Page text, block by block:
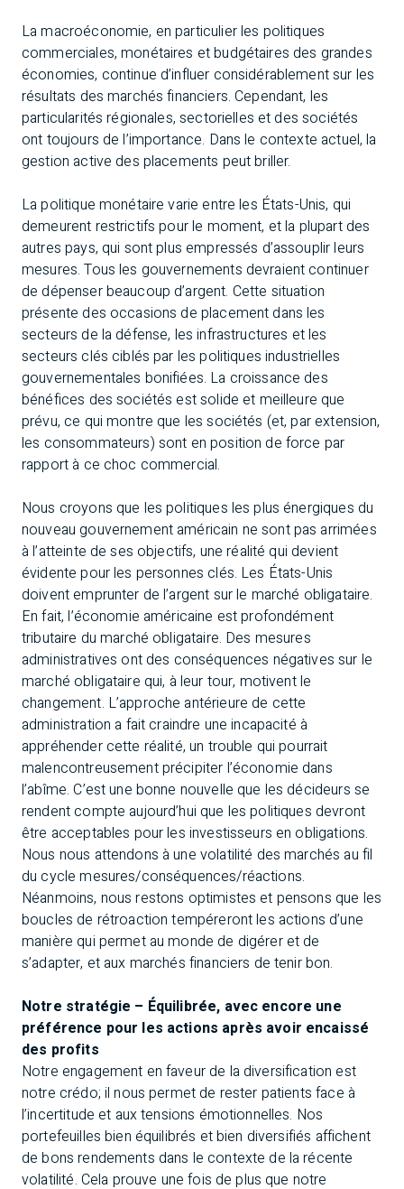
La macroéconomie, en particulier les politiques
commerciales, monétaires et budgétaires des grandes
économies, continue d’influer considérablement sur les
résultats des marchés financiers. Cependant, les
particularités régionales, sectorielles et des sociétés
ont toujours de l’importance. Dans le contexte actuel, la
gestion active des placements peut briller.
La politique monétaire varie entre les États-Unis, qui
demeurent restrictifs pour le moment, et la plupart des
autres pays, qui sont plus empressés d’assouplir leurs
mesures. Tous les gouvernements devraient continuer
de dépenser beaucoup d’argent. Cette situation
présente des occasions de placement dans les
secteurs de la défense, les infrastructures et les
secteurs clés ciblés par les politiques industrielles
gouvernementales bonifiées. La croissance des
bénéfices des sociétés est solide et meilleure que
prévu, ce qui montre que les sociétés (et, par extension,
les consommateurs) sont en position de force par
rapport à ce choc commercial.
Nous croyons que les politiques les plus énergiques du
nouveau gouvernement américain ne sont pas arrimées
à l’atteinte de ses objectifs, une réalité qui devient
évidente pour les personnes clés. Les États-Unis
doivent emprunter de l’argent sur le marché obligataire.
En fait, l’économie américaine est profondément
tributaire du marché obligataire. Des mesures
administratives ont des conséquences négatives sur le
marché obligataire qui, à leur tour, motivent le
changement. L’approche antérieure de cette
administration a fait craindre une incapacité à
appréhender cette réalité, un trouble qui pourrait
malencontreusement précipiter l’économie dans
l’abîme. C’est une bonne nouvelle que les décideurs se
rendent compte aujourd’hui que les politiques devront
être acceptables pour les investisseurs en obligations.
Nous nous attendons à une volatilité des marchés au fil
du cycle mesures/conséquences/réactions.
Néanmoins, nous restons optimistes et pensons que les
boucles de rétroaction tempéreront les actions d’une
manière qui permet au monde de digérer et de
s’adapter, et aux marchés financiers de tenir bon.
Notre stratégie – Équilibrée, avec encore une
préférence pour les actions après avoir encaissé
des profits
Notre engagement en faveur de la diversification est
notre crédo; il nous permet de rester patients face à
l’incertitude et aux tensions émotionnelles. Nos
portefeuilles bien équilibrés et bien diversifiés affichent
de bons rendements dans le contexte de la récente
volatilité. Cela prouve une fois de plus que notre